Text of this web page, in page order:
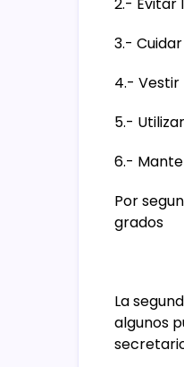
2.- Evitar
3.-
4.- Vestir
5.-
6.-
Por
grados
La
algunos